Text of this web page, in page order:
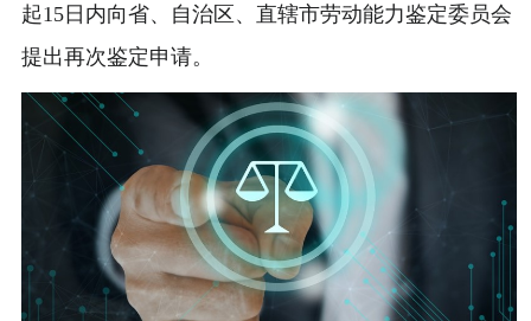
起15日内向省、自治区、直辖市劳动能力鉴定委员会
提出再次鉴定申请。